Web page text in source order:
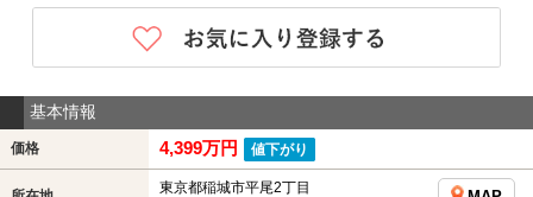
基本情報
価格 4,399万円 値下がり
東京都稲城市平尾2丁目